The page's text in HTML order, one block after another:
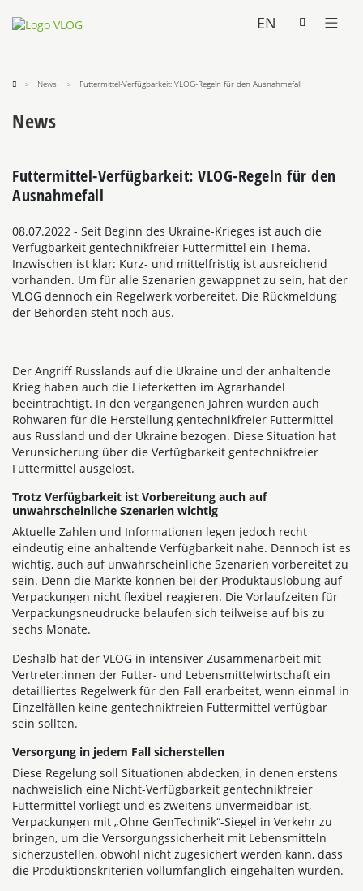
EN
News Futtermittel-Verfügbarkeit: VLOG-Regeln für den Ausnahmefall
News
Futtermittel-Verfügbarkeit: VLOG-Regeln für den
Ausnahmefall
08.07.2022 - Seit Beginn des Ukraine-Krieges ist auch die
Verfügbarkeit gentechnikfreier Futtermittel ein Thema.
Inzwischen ist klar: Kurz- und mittelfristig ist ausreichend
vorhanden. Um für alle Szenarien gewappnet zu sein, hat der
VLOG dennoch ein Regelwerk vorbereitet. Die Rückmeldung
der Behörden steht noch aus.
Der Angriff Russlands auf die Ukraine und der anhaltende
Krieg haben auch die Lieferketten im Agrarhandel
beeinträchtigt. In den vergangenen Jahren wurden auch
Rohwaren für die Herstellung gentechnikfreier Futtermittel
aus Russland und der Ukraine bezogen. Diese Situation hat
Verunsicherung über die Verfügbarkeit gentechnikfreier
Futtermittel ausgelöst.
Trotz Verfügbarkeit ist Vorbereitung auch auf
unwahrscheinliche Szenarien wichtig
Aktuelle Zahlen und Informationen legen jedoch recht
eindeutig eine anhaltende Verfügbarkeit nahe. Dennoch ist es
wichtig, auch auf unwahrscheinliche Szenarien vorbereitet zu
sein. Denn die Märkte können bei der Produktauslobung auf
Verpackungen nicht flexibel reagieren. Die Vorlaufzeiten für
Verpackungsneudrucke belaufen sich teilweise auf bis zu
sechs Monate.
Deshalb hat der VLOG in intensiver Zusammenarbeit mit
Vertreter:innen der Futter- und Lebensmittelwirtschaft ein
detailliertes Regelwerk für den Fall erarbeitet, wenn einmal in
Einzelfällen keine gentechnikfreien Futtermittel verfügbar
sein sollten.
Versorgung in jedem Fall sicherstellen
Diese Regelung soll Situationen abdecken, in denen erstens
nachweislich eine Nicht-Verfügbarkeit gentechnikfreier
Futtermittel vorliegt und es zweitens unvermeidbar ist,
Verpackungen mit „Ohne GenTechnik“-Siegel in Verkehr zu
bringen, um die Versorgungssicherheit mit Lebensmitteln
sicherzustellen, obwohl nicht zugesichert werden kann, dass
die Produktionskriterien vollumfänglich eingehalten wurden.